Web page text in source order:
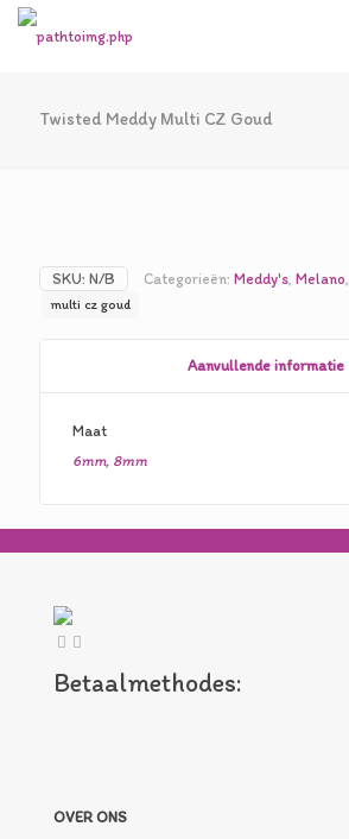
Twisted Meddy Multi CZ Goud
SKU: N/B Categorieën: Meddy's, Melano,
multi cz goud
Aanvullende informatie
Maat
6mm, 8mm
Betaalmethodes:
OVER ONS